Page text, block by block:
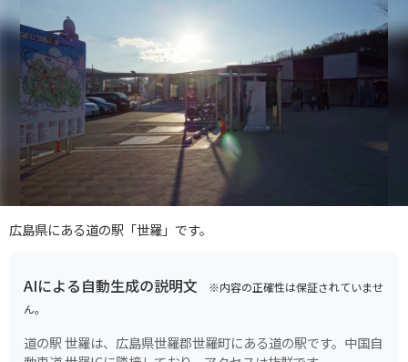
広島県にある道の駅「世羅」です。
AIによる自動生成の説明文 ※内容の正確性は保証されていませ
ん。
道の駅 世羅は、広島県世羅郡世羅町にある道の駅です。中国自